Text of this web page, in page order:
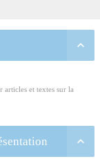
articles et textes sur la